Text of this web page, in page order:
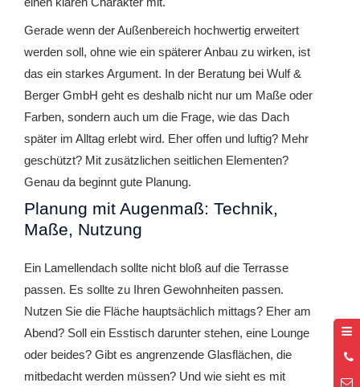
Gerade wenn der Außenbereich hochwertig erweitert
werden soll, ohne wie ein späterer Anbau zu wirken, ist
das ein starkes Argument. In der Beratung bei Wulf &
Berger GmbH geht es deshalb nicht nur um Maße oder
Farben, sondern auch um die Frage, wie das Dach
später im Alltag erlebt wird. Eher offen und luftig? Mehr
geschützt? Mit zusätzlichen seitlichen Elementen?
Genau da beginnt gute Planung.
Planung mit Augenmaß: Technik,
Maße, Nutzung
Ein Lamellendach sollte nicht bloß auf die Terrasse
passen. Es sollte zu Ihren Gewohnheiten passen.
Nutzen Sie die Fläche hauptsächlich mittags? Eher am
Abend? Soll ein Esstisch darunter stehen, eine Lounge
oder beides? Gibt es angrenzende Glasflächen, die
mitbedacht werden müssen? Und wie sieht es mit